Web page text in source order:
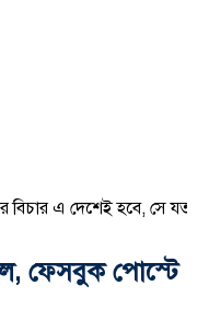
এ দেশেই হবে, সে যত
ফেসবুক পোস্টে